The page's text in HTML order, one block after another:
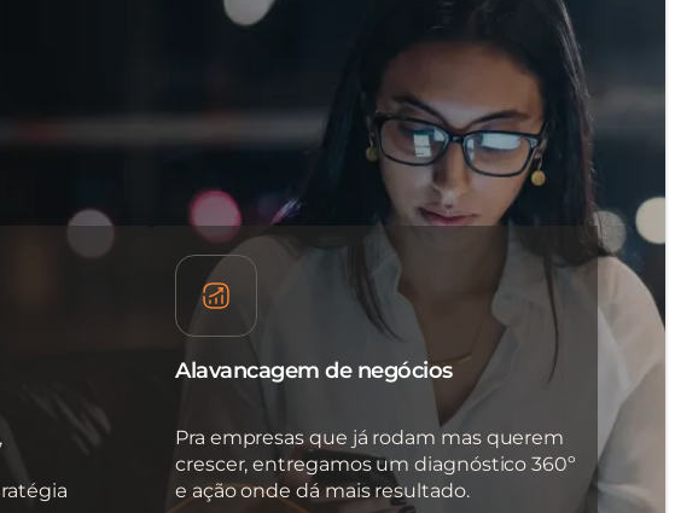
Alavancagem de negócios
Pra empresas que já rodam mas querem
crescer, entregamos um diagnóstico 360º
e ação onde dá mais resultado.